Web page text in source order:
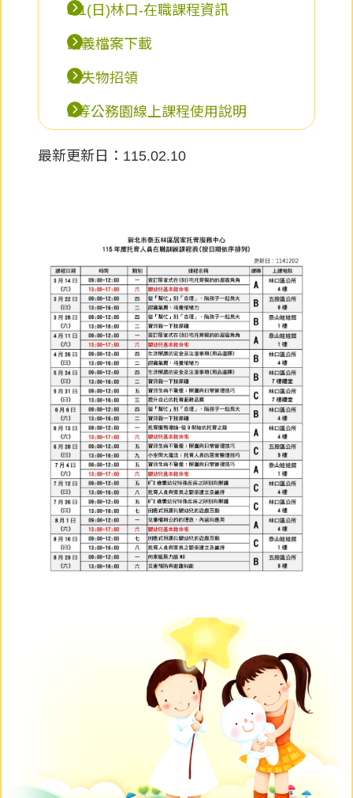
8/1(日)林口-在職課程資訊
講義檔案下載
遺失物招領
E等公務園線上課程使用說明
最新更新日：115.02.10